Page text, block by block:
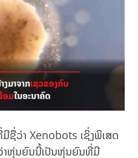
ຊື່ວ່າ Xenobots ເຊິ່ງພິເສດ
າຫຸ່ນຍົນນີ້ເປັນຫຸ່ນຍົນທີ່ມີ